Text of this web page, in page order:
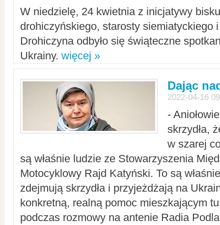
W niedzielę, 24 kwietnia z inicjatywy
drohiczyńskiego, starosty siemiatyckiego
Drohiczyna odbyło się świąteczne
Ukrainy. więcej »
Dając
2022-04-16
-
skrzydła,
w szarej
są właśnie ludzie ze Stowarzyszenia
Motocyklowy Rajd Katyński. To są
zdejmują skrzydła i przyjeżdżają na
konkretną, realną pomoc mieszkającym
podczas rozmowy na antenie Radia